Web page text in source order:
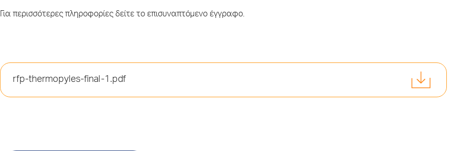
Για περισσότερες πληροφορίες δείτε το επισυναπτόμενο έγγραφο.
rfp-thermopyles-final-1.pdf